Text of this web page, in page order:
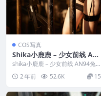
COS写真
Shika小鹿鹿 – 少女前线 AN
94兔女郎
shika小鹿鹿 – 少女前线 AN94兔
女郎 写真分类：唯美，参与模
特：shi...
2 年前 52.6K 15